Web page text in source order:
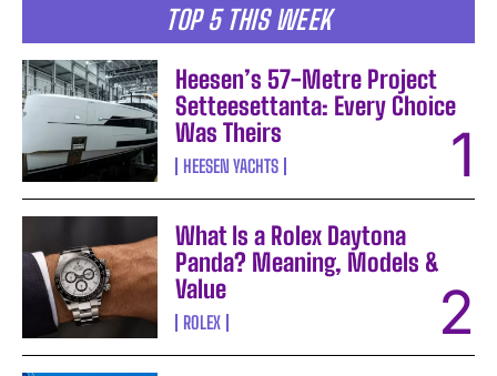
TOP 5 THIS WEEK
Heesen’s 57-Metre Project
Setteesettanta: Every Choice
Was Theirs
HEESEN YACHTS
What Is a Rolex Daytona
Panda? Meaning, Models &
Value
ROLEX